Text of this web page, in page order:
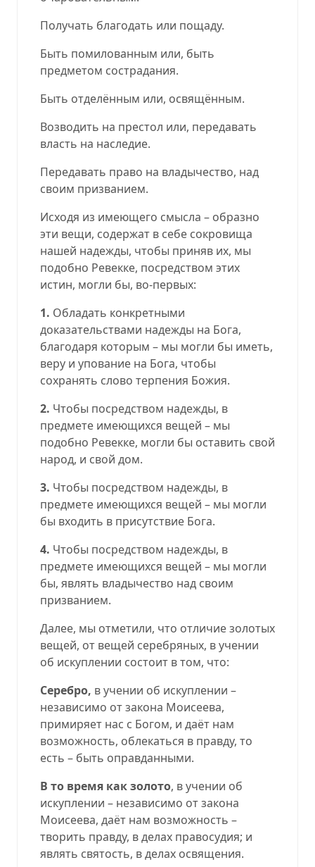
Получать благодать или пощаду.
Быть помилованным или, быть
предметом сострадания.
Быть отделённым или, освящённым.
Возводить на престол или, передавать
власть на наследие.
Передавать право на владычество, над
своим призванием.
Исходя из имеющего смысла – образно
эти вещи, содержат в себе сокровища
нашей надежды, чтобы приняв их, мы
подобно Ревекке, посредством этих
истин, могли бы, во-первых:
1. Обладать конкретными
доказательствами надежды на Бога,
благодаря которым – мы могли бы иметь,
веру и упование на Бога, чтобы
сохранять слово терпения Божия.
2. Чтобы посредством надежды, в
предмете имеющихся вещей – мы
подобно Ревекке, могли бы оставить свой
народ, и свой дом.
3. Чтобы посредством надежды, в
предмете имеющихся вещей – мы могли
бы входить в присутствие Бога.
4. Чтобы посредством надежды, в
предмете имеющихся вещей – мы могли
бы, являть владычество над своим
призванием.
Далее, мы отметили, что отличие золотых
вещей, от вещей серебряных, в учении
об искуплении состоит в том, что:
Серебро, в учении об искуплении –
независимо от закона Моисеева,
примиряет нас с Богом, и даёт нам
возможность, облекаться в правду, то
есть – быть оправданными.
В то время как золото, в учении об
искуплении – независимо от закона
Моисеева, даёт нам возможность –
творить правду, в делах правосудия; и
являть святость, в делах освящения.